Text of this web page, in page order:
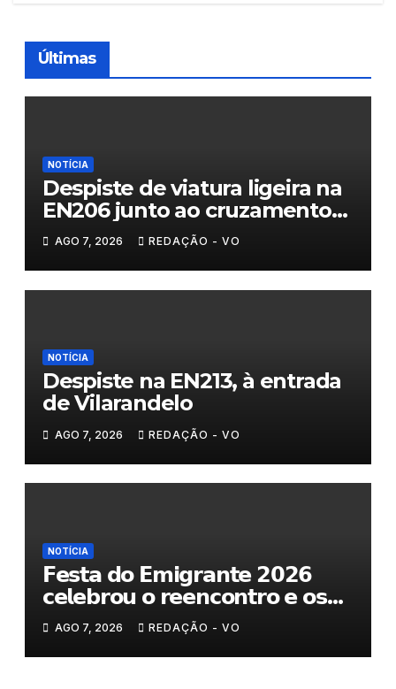
Últimas
NOTÍCIA
Despiste de viatura ligeira na
EN206 junto ao cruzamento
Fornos do Pinhal
AGO 7, 2026 REDAÇÃO - VO
NOTÍCIA
Despiste na EN213, à entrada
de Vilarandelo
AGO 7, 2026 REDAÇÃO - VO
NOTÍCIA
𝗙𝗲𝘀𝘁𝗮 𝗱𝗼 𝗘𝗺𝗶𝗴𝗿𝗮𝗻𝘁𝗲 𝟮𝟬𝟮𝟲
𝗰𝗲𝗹𝗲𝗯𝗿𝗼𝘂 𝗼 𝗿𝗲𝗲𝗻𝗰𝗼𝗻𝘁𝗿𝗼 𝗲 𝗼𝘀
𝗹𝗮𝗰̧𝗼𝘀 𝗾𝘂𝗲 𝘂𝗻𝗲𝗺 𝗠𝘂𝗿𝗰̧𝗮
AGO 7, 2026 REDAÇÃO - VO